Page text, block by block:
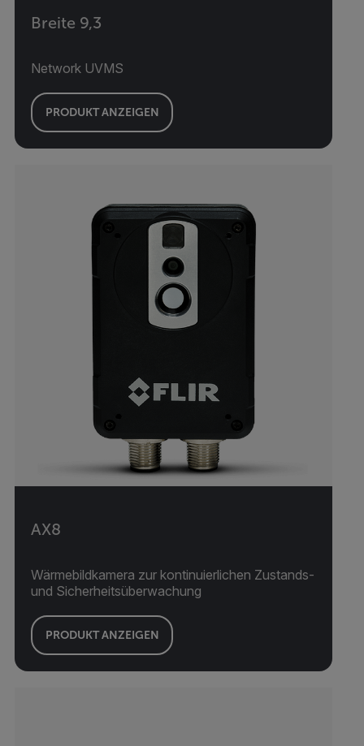
Breite 9,3
Network UVMS
PRODUKT ANZEIGEN
AX8
Wärmebildkamera zur kontinuierlichen Zustands-
und Sicherheitsüberwachung
PRODUKT ANZEIGEN